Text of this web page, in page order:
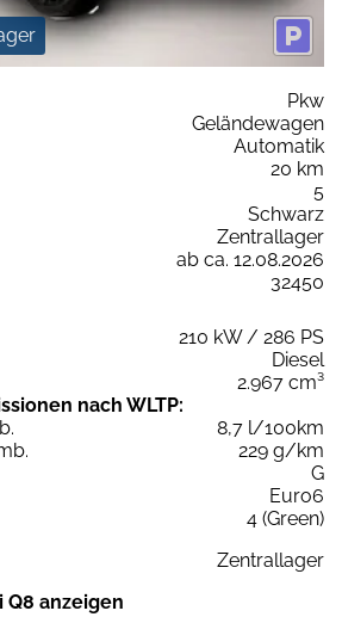
Pkw
Geländewagen
Automatik
20 km
5
Schwarz
Zentrallager
ab ca. 12.08.2026
32450
210 kW / 286 PS
Diesel
2.967 cm³
nach WLTP:
8,7 l/100km
229 g/km
G
Euro6
4 (Green)
Zentrallager
Q8 anzeigen